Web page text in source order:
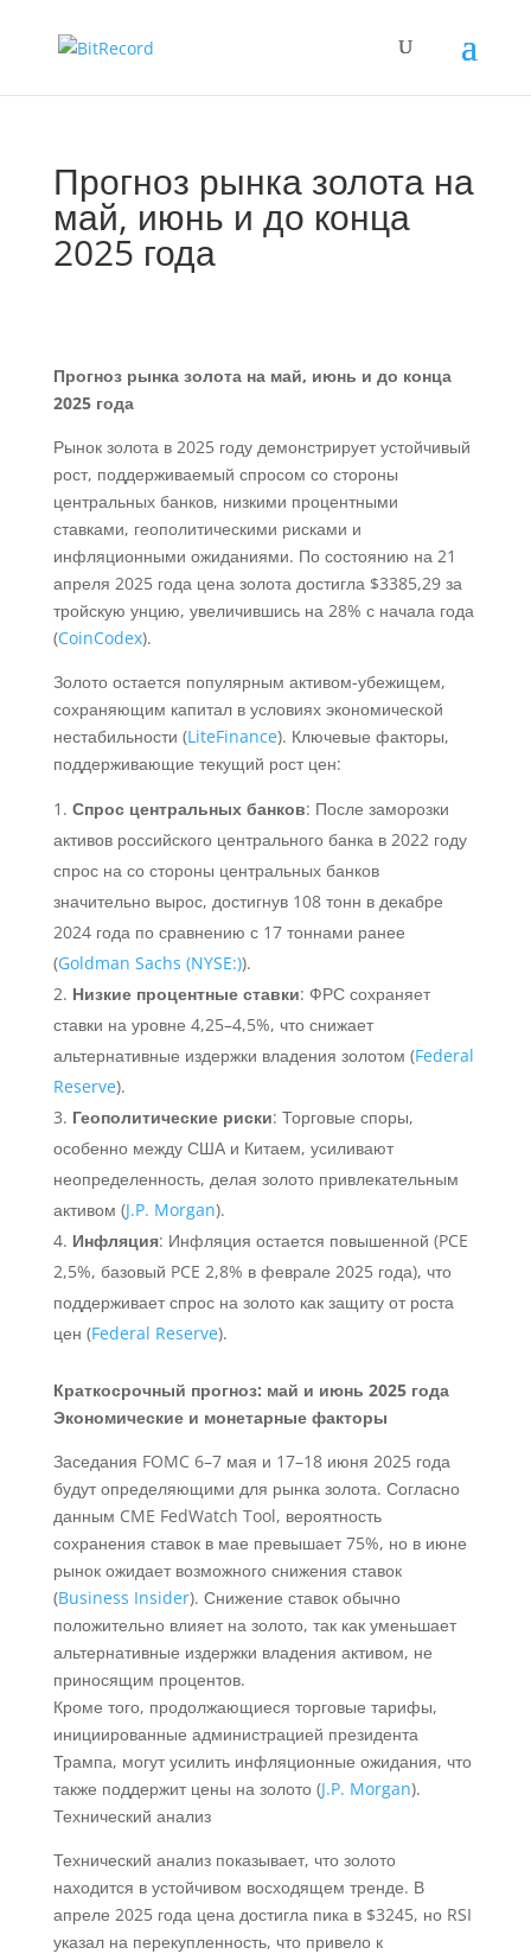
Прогноз рынка золота на
май, июнь и до конца
2025 года
Прогноз рынка золота на май, июнь и до конца
2025 года
Рынок золота в 2025 году демонстрирует устойчивый
рост, поддерживаемый спросом со стороны
центральных банков, низкими процентными
ставками, геополитическими рисками и
инфляционными ожиданиями. По состоянию на 21
апреля 2025 года цена золота достигла $3385,29 за
тройскую унцию, увеличившись на 28% с начала года
(CoinCodex).
Золото остается популярным активом-убежищем,
сохраняющим капитал в условиях экономической
нестабильности (LiteFinance). Ключевые факторы,
поддерживающие текущий рост цен:
Спрос центральных банков: После заморозки
активов российского центрального банка в 2022 году
спрос на со стороны центральных банков
значительно вырос, достигнув 108 тонн в декабре
2024 года по сравнению с 17 тоннами ранее
(Goldman Sachs (NYSE:)).
Низкие процентные ставки: ФРС сохраняет
ставки на уровне 4,25–4,5%, что снижает
альтернативные издержки владения золотом (Federal
Reserve).
Геополитические риски: Торговые споры,
особенно между США и Китаем, усиливают
неопределенность, делая золото привлекательным
активом (J.P. Morgan).
Инфляция: Инфляция остается повышенной (PCE
2,5%, базовый PCE 2,8% в феврале 2025 года), что
поддерживает спрос на золото как защиту от роста
цен (Federal Reserve).
Краткосрочный прогноз: май и июнь 2025 года
Экономические и монетарные факторы
Заседания FOMC 6–7 мая и 17–18 июня 2025 года
будут определяющими для рынка золота. Согласно
данным CME FedWatch Tool, вероятность
сохранения ставок в мае превышает 75%, но в июне
рынок ожидает возможного снижения ставок
(Business Insider). Снижение ставок обычно
положительно влияет на золото, так как уменьшает
альтернативные издержки владения активом, не
приносящим процентов.
Кроме того, продолжающиеся торговые тарифы,
инициированные администрацией президента
Трампа, могут усилить инфляционные ожидания, что
также поддержит цены на золото (J.P. Morgan).
Технический анализ
Технический анализ показывает, что золото
находится в устойчивом восходящем тренде. В
апреле 2025 года цена достигла пика в $3245, но RSI
указал на перекупленность, что привело к